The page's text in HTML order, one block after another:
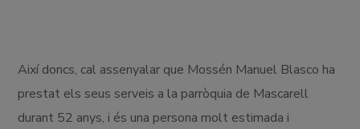
Així doncs, cal assenyalar que Mossén Manuel Blasco ha
prestat els seus serveis a la parròquia de Mascarell
durant 52 anys, i és una persona molt estimada i